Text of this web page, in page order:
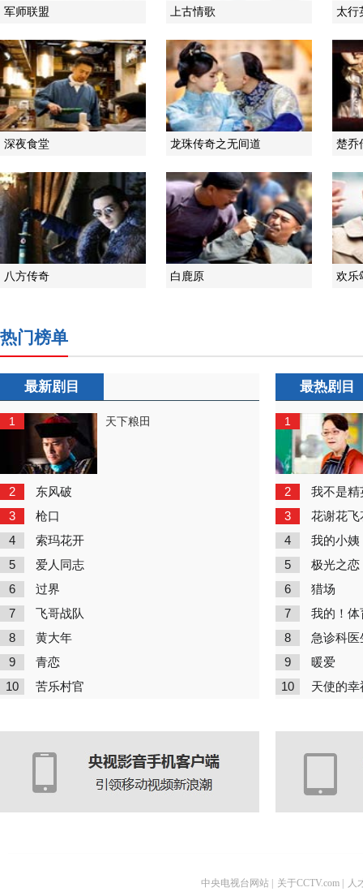
军师联盟 上古情歌 太行
深夜食堂 龙珠传奇之无间道 楚乔
八方传奇 白鹿原 欢乐
热门榜单
最新剧目
1 天下粮田
2 东风破
3 枪口
4 索玛花开
5 爱人同志
6 过界
7 飞哥战队
8 黄大年
9 青恋
10 苦乐村官
最热剧目
1
2 我不是精
3 花谢花飞
4 我的小姨
5 极光之恋
6 猎场
7 我的！体
8 急诊科医
9 暖爱
10 天使的幸
中央电视台网站 关于CCTV.com 人